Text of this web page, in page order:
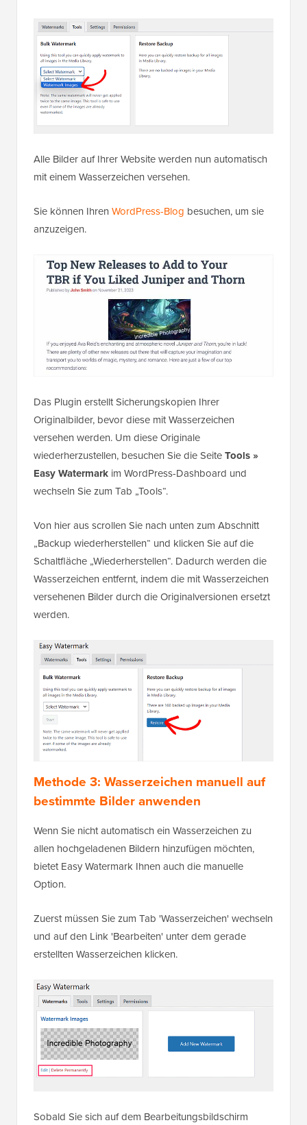
Alle Bilder auf Ihrer Website werden nun automatisch
mit einem Wasserzeichen versehen.
Sie können Ihren WordPress-Blog besuchen, um sie
anzuzeigen.
Das Plugin erstellt Sicherungskopien Ihrer
Originalbilder, bevor diese mit Wasserzeichen
versehen werden. Um diese Originale
wiederherzustellen, besuchen Sie die SeiteTools »
Easy Watermark im WordPress-Dashboard und
wechseln Sie zum Tab „Tools“.
Von hier aus scrollen Sie nach unten zum Abschnitt
„Backup wiederherstellen“ und klicken Sie auf die
Schaltfläche „Wiederherstellen“. Dadurch werden die
Wasserzeichen entfernt, indem die mit Wasserzeichen
versehenen Bilder durch die Originalversionen ersetzt
werden.
Methode 3: Wasserzeichen manuell auf
bestimmte Bilder anwenden
Wenn Sie nicht automatisch ein Wasserzeichen zu
allen hochgeladenen Bildern hinzufügen möchten,
bietet Easy Watermark Ihnen auch die manuelle
Option.
Zuerst müssen Sie zum Tab 'Wasserzeichen' wechseln
und auf den Link 'Bearbeiten' unter dem gerade
erstellten Wasserzeichen klicken.
Sobald Sie sich auf dem Bearbeitungsbildschirm